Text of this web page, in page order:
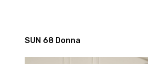
SUN 68 Donna